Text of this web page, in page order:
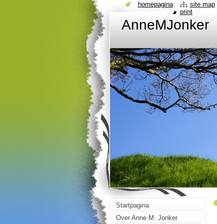
AnneMJonker
Startpagina
Over Anne M. Jonker
homepagina site map
print